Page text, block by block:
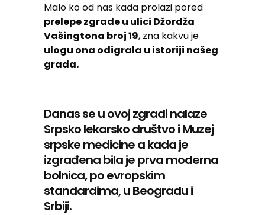
Malo ko od nas kada prolazi pored
prelepe zgrade u ulici Džordža
Vašingtona broj 19, zna kakvu je
ulogu ona odigrala u istoriji našeg
grada.
Danas se u ovoj zgradi nalaze
Srpsko lekarsko društvo i Muzej
srpske medicine a kada je
izgrađena bila je prva moderna
bolnica, po evropskim
standardima, u Beogradu i
Srbiji.